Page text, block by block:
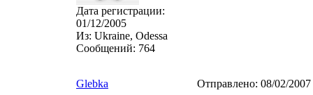
Дата регистрации:
01/12/2005
Из: Ukraine, Odessa
Сообщений: 764
Glebka Отправлено: 08/02/